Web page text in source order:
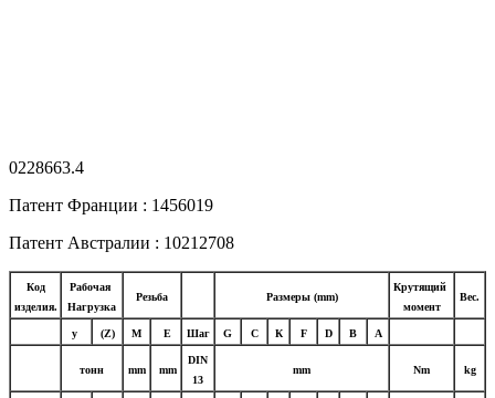
0228663.4
Патент Франции : 1456019
Патент Австралии : 10212708
Код
изделия.
Рабочая
Нагрузка
Резьба Размеры (mm)
Крутящий
момент
Вес.
у (Z) М Е Шаг G С К F D В А
тонн mm mm
DIN
13
mm Nm kg